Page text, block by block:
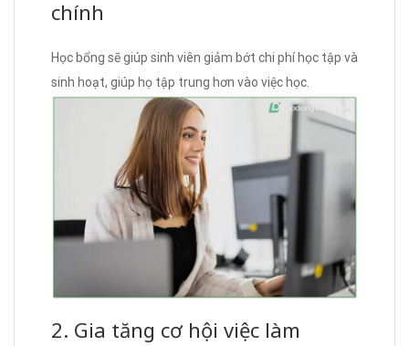
chính
Học bổng sẽ giúp sinh viên giảm bớt chi phí học tập và
sinh hoạt, giúp họ tập trung hơn vào việc học.
2. Gia tăng cơ hội việc làm